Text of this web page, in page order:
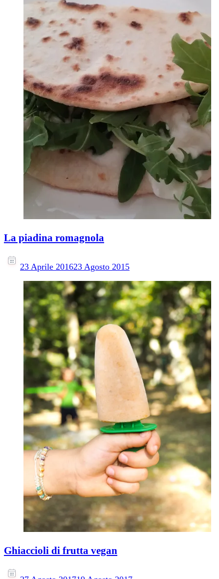
La piadina romagnola
23 Aprile 201623 Agosto 2015
Ghiaccioli di frutta vegan